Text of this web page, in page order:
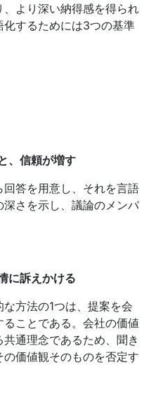
より深い納得感を得られ
するためには3つの基準
、信頼が増す
答を用意し、それを言語
さを示し、議論のメンバ
に訴えかける
方法の1つは、提案を会
ことである。会社の価値
通理念であるため、聞き
価値観そのものを否定す